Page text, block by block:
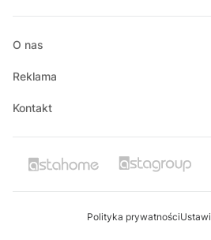
08:00
O nas
Reklama
Kontakt
Polityka prywatności